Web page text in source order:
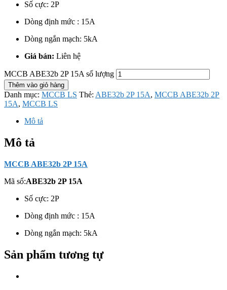
Số cực: 2P
Dòng định mức : 15A
Dòng ngắn mạch: 5kA
Giá bán: Liên hệ
MCCB ABE32b 2P 15A số lượng
Thêm vào giỏ hàng
Danh mục: MCCB LS Thẻ: ABE32b 2P 15A, MCCB ABE32b 2P
15A, MCCB LS
Mô tả
Mô tả
MCCB ABE32b 2P 15A
Mã số:ABE32b 2P 15A
Số cực: 2P
Dòng định mức : 15A
Dòng ngắn mạch: 5kA
Sản phẩm tương tự